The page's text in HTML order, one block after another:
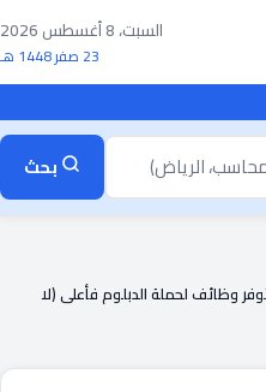
السبت، 8 أغسطس 2026
23 صفر 1448 هـ
بحث
وظائف لحملة الدبلوم فأعلى (لا